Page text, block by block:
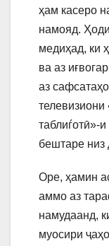
ҳам касеро
намояд.
медиҳад, ки
ва аз
аз
таблиѓотӣ»-
бештаре низ
Оре, ҳамин
аммо аз
намудаанд,
муосири